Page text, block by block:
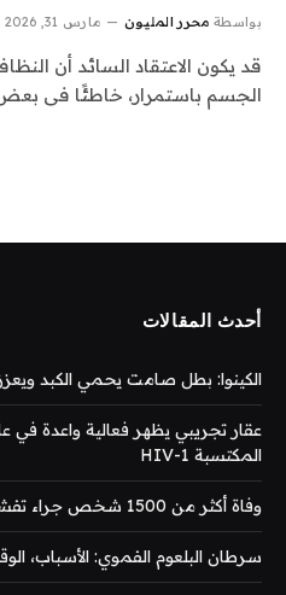
بواسطة محرر المليون مارس 31, 2026
قد يكون الاعتقاد السائد أن
الجسم باستمرار، خاطئًا فى
أحدث المقالات
الكينوا: بطل صامت يحمي الكبد
عقار تجريبي يظهر فعالية واعدة
المكتسبة HIV-1
وفاة أكثر من 1500 شخص جراء تفشي فيروس إيبولا في الكونغو
سرطان البلعوم الفموي: الأسباب،